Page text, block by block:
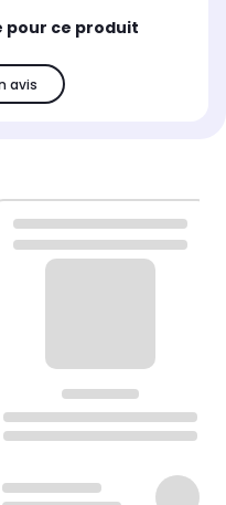
pour ce produit
avis